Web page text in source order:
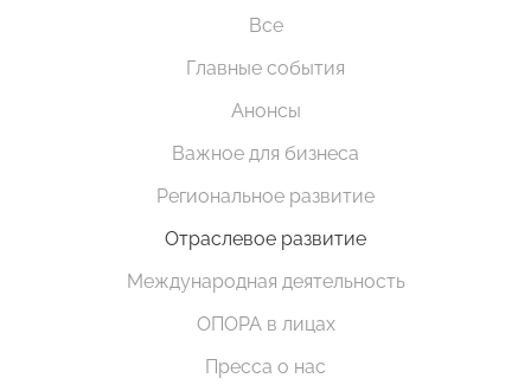
Все
Главные события
Анонсы
Важное для бизнеса
Региональное развитие
Отраслевое развитие
Международная деятельность
ОПОРА в лицах
Пресса о нас